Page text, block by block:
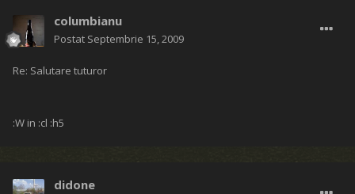
columbianu
Postat Septembrie 15, 2009
Re: Salutare tuturor
:W in :cl :h5
didone